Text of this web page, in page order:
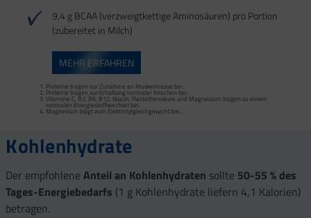
9,4 g BCAA (verzweigtkettige Aminosäuren) pro Portion
(zubereitet in Milch)
MEHR ERFAHREN
Proteine tragen zur Zunahme an Muskelmasse bei.
Proteine tragen zur Erhaltung normaler Knochen bei.
Vitamine C, B2, B6, B12, Niacin, Pantothensäure und Magnesium tragen zu einem
normalen Energiestoffwechsel bei.
Magnesium trägt zum Elektrolytgleichgewicht bei.
Magnesium, Vitamine B1, B6, B12 tragen zu einem normalen Energiestoffwechsel
bei.
Vitamin B1 trägt zu einer normalen Herzfunktion bei.
Kalium trägt zur Aufrechterhaltung eines normalen Blutdrucks bei.
Kalium, Magnesium und Vitamin D tragen zu einer normalen Muskelfunktion bei.
Mangan trägt zur normalen Bindegewebsbildung und Kupfer zur Erhaltung von
normalem Bindegewebe bei. Sehnen, Bänder und Faszien zählen zum
Vitamin C trägt zur normalen Kollagenbildung bei.
Vitamine C, B1, B2, B3, B5, B6, B12, Biotin, Magnesium, Kupfer und Mangan tragen
zu einem normalen Energiestoffwechsel bei.
Müdigkeit und Ermüdung bei.
Kohlenhydrate
Der empfohlene Anteil an Kohlenhydraten sollte 50-55 % des
Tages-Energiebedarfs (1 g Kohlenhydrate liefern 4,1 Kalorien)
betragen.